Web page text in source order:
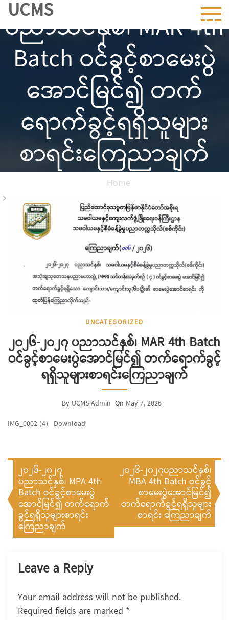
Skip
content
UCMS
ပညာသင်နှစ်၊ MAR 4th
Batch ဝင်ခွင့်စာမေးပွဲ
အောင်မြင်၍ တက်
ရောက်ခွင့်ရရှိသူများ
စာရင်းကြေညာချက်
Home
အောင်မြင်၍ တက်ရောက်ခွင့်ရရှိသူများစာရင်းကြေညာချက်
UNCATEGORIZED
၂၀၂၆-၂၀၂၇ ပညာသင်နှစ်၊ MAR 4th Batch
ဝင်ခွင့်စာမေးပွဲအောင်မြင်၍ တက်ရောက်ခွင့်
ရရှိသူများစာရင်းကြေညာချက်
By UCMS Admin On May 7, 2026
IMG_0002 (4) Download
Post
navigation
၂၀၂၆-၂၀၂၇
ပညာသင်နှစ်၊ MPA 4th
Batch ဝင်ခွင့်စာမေးပွဲ
အောင်မြင်၍ တက်ရောက်
ခွင့်ရရှိသူများစာရင်း
ကြေညာချက်
၂၀၂၆-၂၀၂၇ပညာသင်နှစ်၊
MBA 4th Batch ဝင်ခွင့်
စာမေးပွဲအောင်မြင်၍
တက်ရောက်ခွင့်ရရှိသူများ
စာရင်း ကြေညာချက်
Leave a Reply
Your email address will not be published.
Required fields are marked *